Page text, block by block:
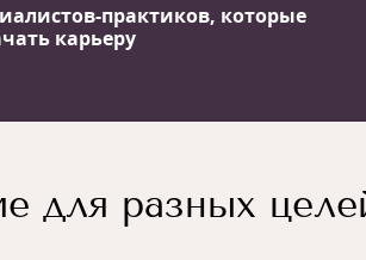
практиков, которые
карьеру
для разных